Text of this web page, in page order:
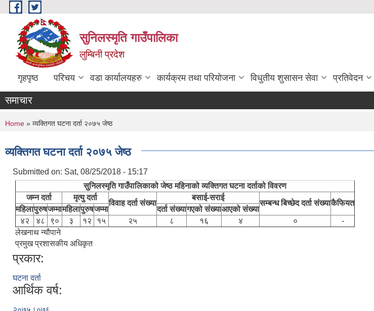
Skip to main content
सुनिलस्मृति गाउँपालिका
लुम्बिनी प्रदेश
गृहपृष्ठ परिचय वडा कार्यालयहरु कार्यक्रम तथा परियोजना विधुतीय शुसासन सेवा प्रतिवेदन
समाचार
You are here
Home » व्यक्तिगत घटना दर्ता २०७५ जेष्ठ
व्यक्तिगत घटना दर्ता २०७५ जेष्ठ
Submitted on: Sat, 08/25/2018 - 15:17
सुनिलस्मृति गाउँपालिकाको जेष्ठ महिनाको व्यक्तिगत घटना दर्ताको विवरण
जम्न दर्ता
मृत्यु दर्ता
विवाह दर्ता संख्या
बसाई-सराई
सम्बन्ध बिच्छेद दर्ता संख्याकैफियत
महिलापुरुषजम्मामहिलापुरुषजम्मा दर्ता संख्यागएको संख्याआएको संख्या
४२
४८ ९० ३ १२ १५ २५ ८ १६ ४ ०
-
लेखनाथ न्यौपाने
प्रमुख प्रशासकीय अधिकृत
प्रकार:
घटना दर्ता
आर्थिक वर्ष: